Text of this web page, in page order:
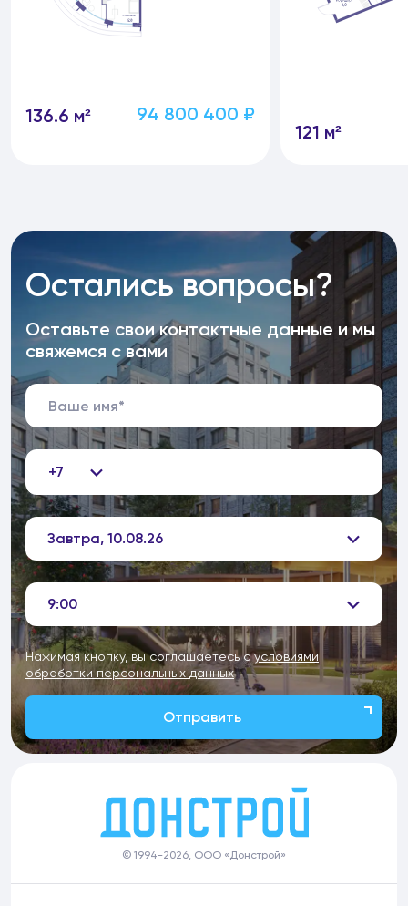
136.6 м² 94 800 400 ₽
121 м²
Остались вопросы?
Оставьте свои контактные данные и мы
свяжемся с вами
+7
Завтра, 10.08.26
9:00
Нажимая кнопку, вы соглашаетесь сусловиями
обработки персональных данных
Отправить
© 1994-2026, ООО «Донстрой»